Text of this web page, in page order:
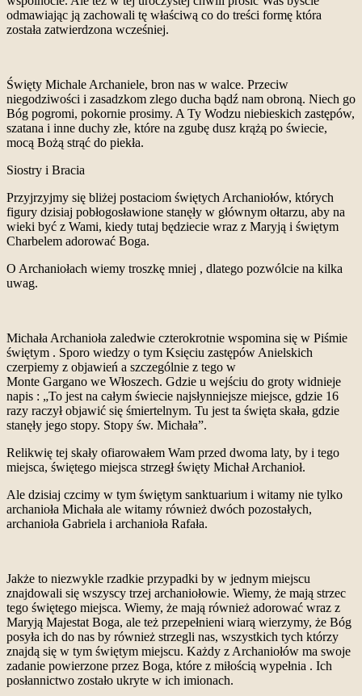
odmawiając ją zachowali tę właściwą co do treści formę która
została zatwierdzona wcześniej.
Święty Michale Archaniele, bron nas w walce. Przeciw
niegodziwości i zasadzkom zlego ducha bądź nam obroną. Niech go
Bóg pogromi, pokornie prosimy. A Ty Wodzu niebieskich zastępów,
szatana i inne duchy złe, które na zgubę dusz krążą po świecie,
mocą Bożą strąć do piekła.
Siostry i Bracia
Przyjrzyjmy się bliżej postaciom świętych Archaniołów, których
figury dzisiaj pobłogosławione stanęły w głównym ołtarzu, aby na
wieki być z Wami, kiedy tutaj będziecie wraz z Maryją i świętym
Charbelem adorować Boga.
O Archaniołach wiemy troszkę mniej , dlatego pozwólcie na kilka
uwag.
Michała Archanioła zaledwie czterokrotnie wspomina się w Piśmie
świętym . Sporo wiedzy o tym Księciu zastępów Anielskich
czerpiemy z objawień a szczególnie z tego w
Monte Gargano we Włoszech. Gdzie u wejściu do groty widnieje
napis : „To jest na całym świecie najsłynniejsze miejsce, gdzie 16
razy raczył objawić się śmiertelnym. Tu jest ta święta skała, gdzie
stanęły jego stopy. Stopy św. Michała”.
Relikwię tej skały ofiarowałem Wam przed dwoma laty, by i tego
miejsca, świętego miejsca strzegł święty Michał Archanioł.
Ale dzisiaj czcimy w tym świętym sanktuarium i witamy nie tylko
archanioła Michała ale witamy również dwóch pozostałych,
archanioła Gabriela i archanioła Rafała.
Jakże to niezwykle rzadkie przypadki by w jednym miejscu
znajdowali się wszyscy trzej archaniołowie. Wiemy, że mają strzec
tego świętego miejsca. Wiemy, że mają również adorować wraz z
Maryją Majestat Boga, ale też przepełnieni wiarą wierzymy, że Bóg
posyła ich do nas by również strzegli nas, wszystkich tych którzy
znajdą się w tym świętym miejscu. Każdy z Archaniołów ma swoje
zadanie powierzone przez Boga, które z miłością wypełnia . Ich
posłannictwo zostało ukryte w ich imionach.